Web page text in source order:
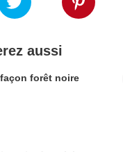
aussi
forêt noire